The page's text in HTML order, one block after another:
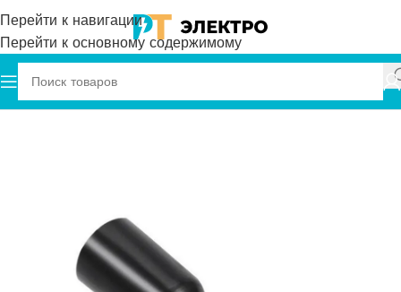
Перейти к навигации
Перейти к основному содержимому
штыревые втулочные изолированные НШВИ